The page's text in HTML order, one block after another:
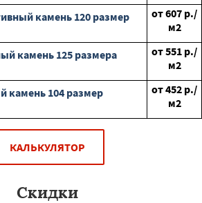
камень 120 размер
от607 р./
м2
камень 125 размера
от551 р./
м2
камень 104 размер
от452 р./
м2
КАЛЬКУЛЯТОР
Скидки